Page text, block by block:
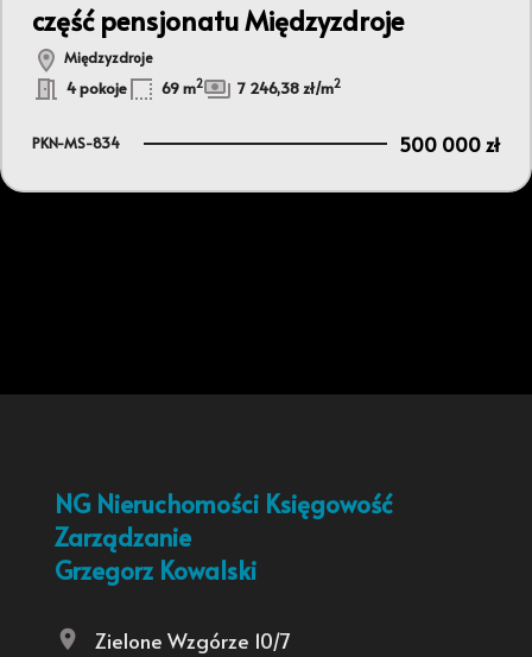
część pensjonatu Międzyzdroje
Międzyzdroje
4 pokoje 69 m2 7 246,38 zł/m2
PKN-MS-834 500 000 zł
NG Nieruchomości Księgowość
Zarządzanie
Grzegorz Kowalski
Zielone Wzgórze 10/7